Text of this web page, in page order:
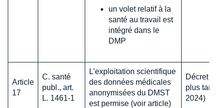
un volet relatif à la
santé au travail est
intégré dans le
DMP
Article
17
C. santé
publ., art.
L. 1461-1
L’exploitation scientifique
des données médicales
anonymisées du DMST
est permise (voir article)
Décret
plus
2024)